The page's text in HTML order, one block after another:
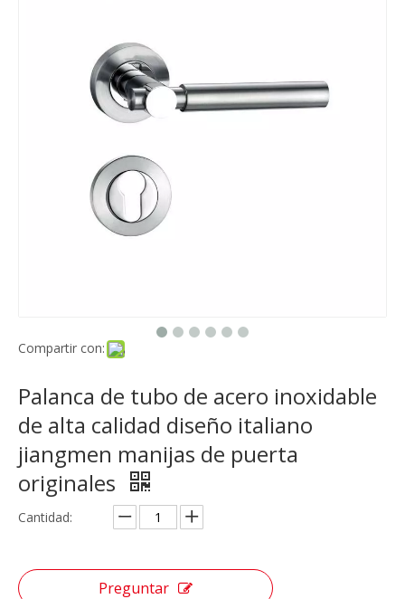
Compartir con:
Palanca de tubo de acero inoxidable
de alta calidad diseño italiano
jiangmen manijas de puerta
originales
Cantidad:
Preguntar